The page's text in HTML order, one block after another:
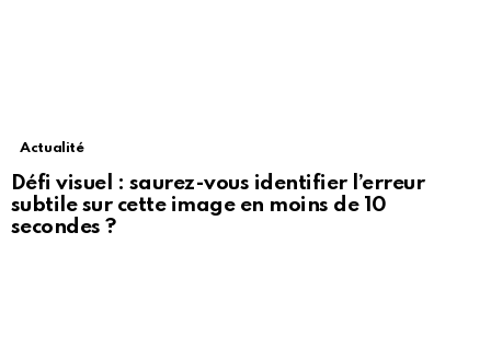
Actualité
Défi visuel : saurez-vous identifier l’erreur
subtile sur cette image en moins de 10
secondes ?